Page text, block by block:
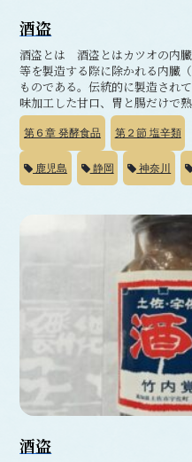
酒盗
酒盗とは 酒盗とはカツオの内
等を製造する際に除かれる内臓
ものである。伝統的に製造され
味加工した甘口、胃と腸だけで
第６章 発酵食品 第２節塩辛類
鹿児島 静岡 神奈川
酒盗